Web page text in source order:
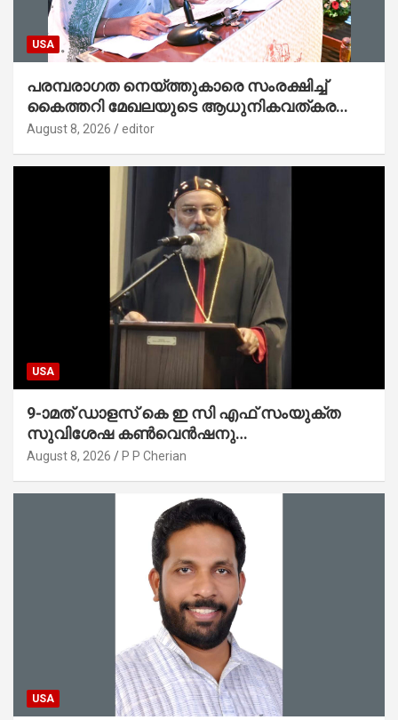
USA
പരമ്പരാഗത നെയ്ത്തുകാരെ സംരക്ഷിച്ച്
കൈത്തറി മേഖലയുടെ ആധുനികവത്കരണം
സാധ്യമാക്കും : ഡെപ്യൂട്ടി സ്പീക്കർ
August 8, 2026 editor
USA
9-ാമത് ഡാളസ് കെ ഇ സി എഫ് സംയുക്ത
സുവിശേഷ കൺവെൻഷനു
പ്രാർത്ഥനാനിർഭരമായ തുടക്കം
August 8, 2026 P P Cherian
USA